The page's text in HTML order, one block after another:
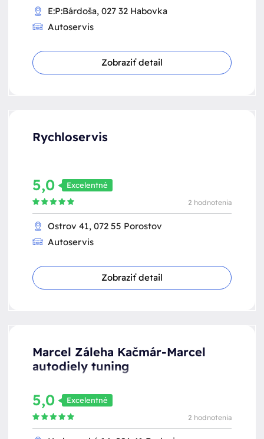
E:P:Bárdoša, 027 32 Habovka
Autoservis
Zobraziť detail
Rychloservis
5,0 Excelentné
2 hodnotenia
Ostrov 41, 072 55 Porostov
Autoservis
Zobraziť detail
Marcel Záleha Kačmár-Marcel
autodiely tuning
5,0 Excelentné
2 hodnotenia